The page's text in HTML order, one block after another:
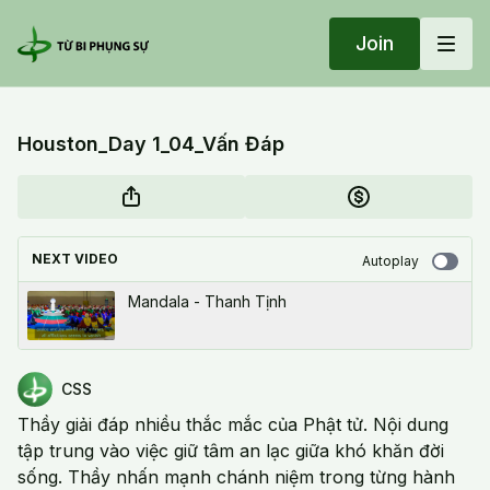
Join
Houston_Day 1_04_Vấn Đáp
NEXT VIDEO Autoplay
Mandala - Thanh Tịnh
CSS
Thầy giải đáp nhiều thắc mắc của Phật tử. Nội dung
tập trung vào việc giữ tâm an lạc giữa khó khăn đời
sống. Thầy nhấn mạnh chánh niệm trong từng hành